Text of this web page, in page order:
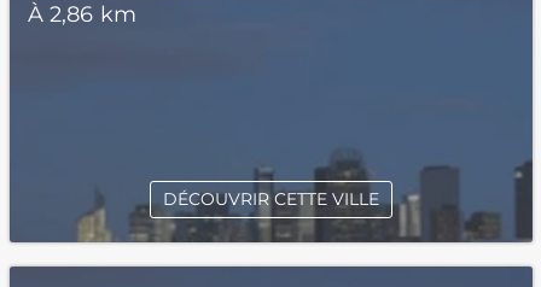
À 2,86 km
DÉCOUVRIR CETTE VILLE